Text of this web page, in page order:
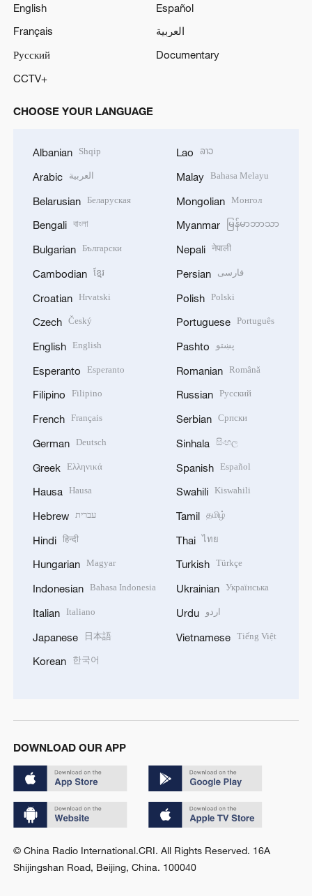
English
Español
Français
العربية
Русский
Documentary
CCTV+
CHOOSE YOUR LANGUAGE
Albanian Shqip
Arabic العربية
Belarusian Беларуская
Bengali বাংলা
Bulgarian Български
Cambodian ខ្មែរ
Croatian Hrvatski
Czech Český
English English
Esperanto Esperanto
Filipino Filipino
French Français
German Deutsch
Greek Ελληνικά
Hausa Hausa
Hebrew עברית
Hindi हिन्दी
Hungarian Magyar
Indonesian Bahasa Indonesia
Italian Italiano
Japanese 日本語
Korean 한국어
Lao ລາວ
Malay Bahasa Melayu
Mongolian Монгол
Myanmar မြန်မာဘာသာ
Nepali नेपाली
Persian فارسی
Polish Polski
Portuguese Português
Pashto پښتو
Romanian Română
Russian Русский
Serbian Српски
Sinhala සිංහල
Spanish Español
Swahili Kiswahili
Tamil தமிழ்
Thai ไทย
Turkish Türkçe
Ukrainian Українська
Urdu اردو
Vietnamese Tiếng Việt
DOWNLOAD OUR APP
© China Radio International.CRI. All Rights Reserved. 16A
Shijingshan Road, Beijing, China. 100040